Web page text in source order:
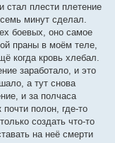
стал плести плетение
минут сделал.
боевых, оно самое
праны в моём теле,
когда кровь хлебал.
заработало, и это
а тут снова
и за полчаса
полон, где-то
создать что-то
на неё смерти